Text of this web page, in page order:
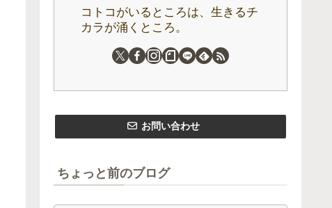
コトコがいるところは、生きるチ
カラが涌くところ。
お問い合わせ
ちょっと前のブログ